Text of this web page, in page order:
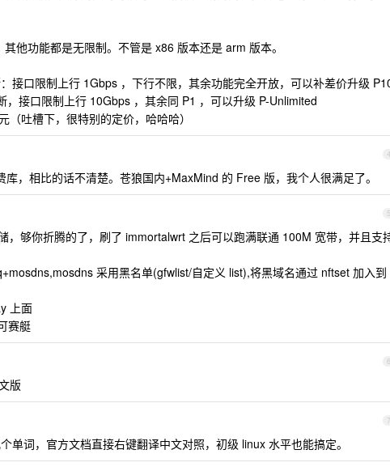
他功能都是无限制。不管是 x86 版本还是 arm 版本。
接口限制上行 1Gbps ，下行不限，其余功能完全开放，可以补差价升级
接口限制上行 10Gbps ，其余同 P1 ，可以升级 P-Unlimited
吐槽下，很特别的定价，哈哈哈）
4
，相比的话不清楚。苍狼国内+MaxMind 的 Free 版，我个人很满足了。
5
，够你折腾的了，刷了 immortalwrt 之后可以跑满联通 100M 宽带，并且支
采用黑名单(gfwlist/自定义 list),将黑域名通过 nftset 加入到
上面
赛艇
6
版
7
单词，官方文档直接右键翻译中文对照，初级 linux 水平也能搞定。